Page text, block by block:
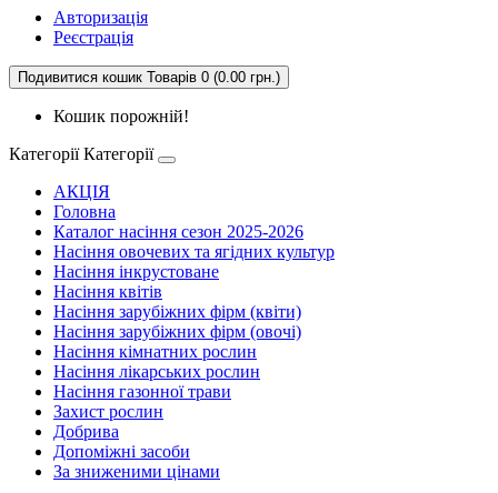
Авторизація
Реєстрація
Подивитися кошик Товарів 0 (0.00 грн.)
Кошик порожній!
Категорії Категорії
АКЦІЯ
Головна
Каталог насіння сезон 2025-2026
Насіння овочевих та ягідних культур
Насіння інкрустоване
Насіння квітів
Насіння зарубіжних фірм (квіти)
Насіння зарубіжних фірм (овочі)
Насіння кімнатних рослин
Насіння лікарських рослин
Насіння газонної трави
Захист рослин
Добрива
Допоміжні засоби
За зниженими цінами